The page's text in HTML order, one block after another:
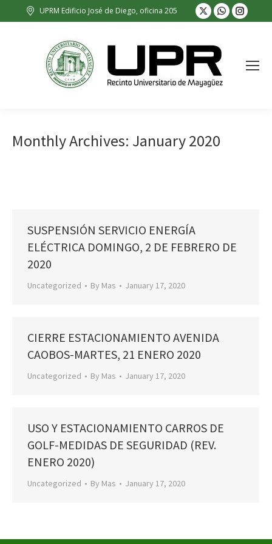
UPRM Edificio José de Diego, oficina 205
X
page
opens
in
new
window
Whatsapp
pagepage
in
new
Monthly Archives: January 2020
SUSPENSIÓN SERVICIO ENERGÍA
ELÉCTRICA DOMINGO, 2 DE FEBRERO DE
2020
Uncategorized By Mas January 17, 2020
CIERRE ESTACIONAMIENTO AVENIDA
CAOBOS-MARTES, 21 ENERO 2020
Uncategorized By Mas January 17, 2020
USO Y ESTACIONAMIENTO CARROS DE
GOLF-MEDIDAS DE SEGURIDAD (REV.
ENERO 2020)
Uncategorized By Mas January 17, 2020